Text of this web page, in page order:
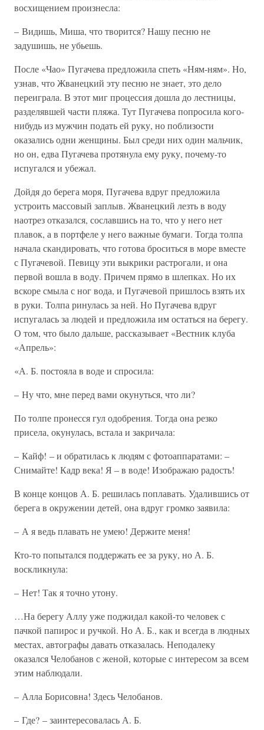
восхищением произнесла:
– Видишь, Миша, что творится? Нашу песню не
задушишь, не убьешь.
После «Чао» Пугачева предложила спеть «Ням-ням». Но,
узнав, что Жванецкий эту песню не знает, это дело
переиграла. В этот миг процессия дошла до лестницы,
разделявшей части пляжа. Тут Пугачева попросила кого-
нибудь из мужчин подать ей руку, но поблизости
оказались одни женщины. Был среди них один мальчик,
но он, едва Пугачева протянула ему руку, почему-то
испугался и убежал.
Дойдя до берега моря, Пугачева вдруг предложила
устроить массовый заплыв. Жванецкий лезть в воду
наотрез отказался, сославшись на то, что у него нет
плавок, а в портфеле у него важные бумаги. Тогда толпа
начала скандировать, что готова броситься в море вместе
с Пугачевой. Певицу эти выкрики растрогали, и она
первой вошла в воду. Причем прямо в шлепках. Но их
вскоре смыла с ног вода, и Пугачевой пришлось взять их
в руки. Толпа ринулась за ней. Но Пугачева вдруг
испугалась за людей и предложила им остаться на берегу.
О том, что было дальше, рассказывает «Вестник клуба
«Апрель»:
«А. Б. постояла в воде и спросила:
– Ну что, мне перед вами окунуться, что ли?
По толпе пронесся гул одобрения. Тогда она резко
присела, окунулась, встала и закричала:
– Кайф! – и обратилась к людям с фотоаппаратами: –
Снимайте! Кадр века! Я – в воде! Изображаю радость!
В конце концов А. Б. решилась поплавать. Удалившись от
берега в окружении детей, она вдруг громко заявила:
– А я ведь плавать не умею! Держите меня!
Кто-то попытался поддержать ее за руку, но А. Б.
воскликнула:
– Нет! Так я точно утону.
…На берегу Аллу уже поджидал какой-то человек с
пачкой папирос и ручкой. Но А. Б., как и всегда в людных
местах, автографы давать отказалась. Неподалеку
оказался Челобанов с женой, которые с интересом за всем
этим наблюдали.
– Алла Борисовна! Здесь Челобанов.
– Где? – заинтересовалась А. Б.